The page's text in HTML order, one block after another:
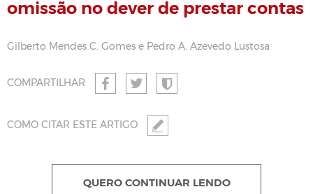
omissão no dever de prestar contas
COMPARTILHAR
Gilberto Mendes C. Gomes e Pedro A. Azevedo Lustosa
QUERO CONTINUAR LENDO
COMO CITAR ESTE ARTIGO